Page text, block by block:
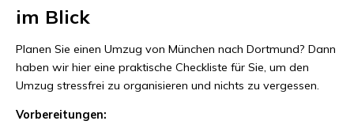
im Blick
Planen Sie einen Umzug von München nach Dortmund? Dann
haben wir hier eine praktische Checkliste für Sie, um den
Umzug stressfrei zu organisieren und nichts zu vergessen.
Vorbereitungen: